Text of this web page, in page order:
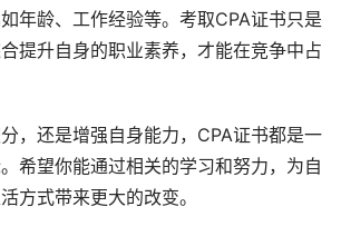
年龄、工作经验等。考取CPA证书只是
提升自身的职业素养，才能在竞争中占
，还是增强自身能力，CPA证书都是一
希望你能通过相关的学习和努力，为自
方式带来更大的改变。